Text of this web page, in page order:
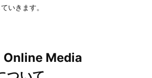
いきます。
Media